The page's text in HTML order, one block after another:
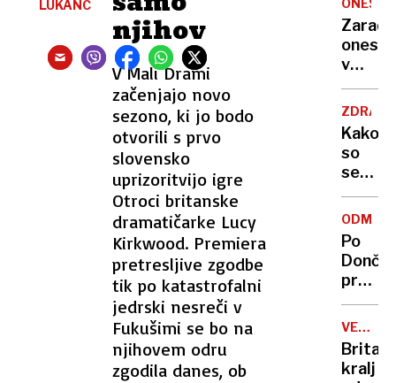
njihov
V Mali Drami
začenjajo novo
sezono, ki jo bodo
otvorili s prvo
slovensko
uprizoritvijo igre
Otroci britanske
dramatičarke Lucy
Kirkwood. Premiera
pretresljive zgodbe
tik po katastrofalni
jedrski nesreči v
Fukušimi se bo na
njihovem odru
zgodila danes, ob
LUKANC
da je
to v
moji
sploh
Zaradi
v
delu
voda
Kako
so
se
cilji
vlade
Po
Karma
je
psica,
Nico
pa
VELIKA
kralj